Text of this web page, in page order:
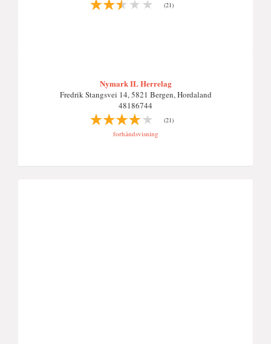
(21)
Nymark IL Herrelag
Fredrik Stangsvei 14, 5821 Bergen, Hordaland
48186744
(21)
forhåndsvisning